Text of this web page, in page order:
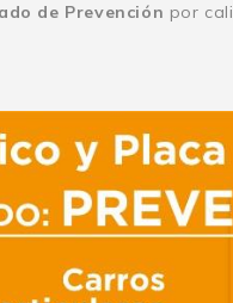
de Prevención por